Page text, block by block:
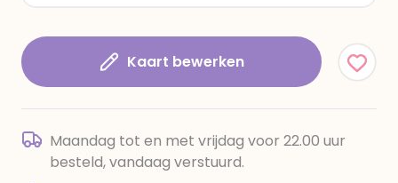
Kaart bewerken
Maandag tot en met vrijdag voor 22.00 uur
besteld, vandaag verstuurd.